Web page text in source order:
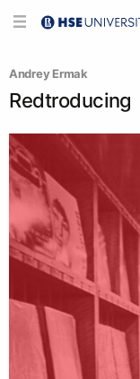
Andrey Ermak
Redtroducing